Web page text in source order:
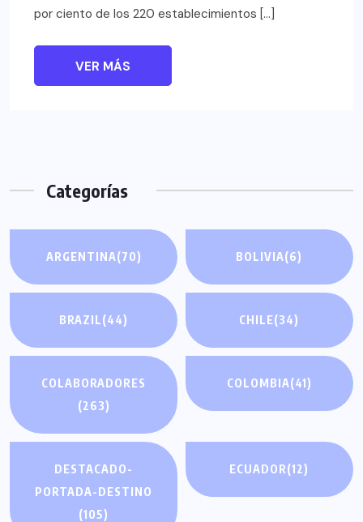
por ciento de los 220 establecimientos […]
VER MÁS
Categorías
ARGENTINA(70) BOLIVIA(6)
BRAZIL(44) CHILE(34)
COLABORADORES
(263)
COLOMBIA(41)
DESTACADO-
PORTADA-DESTINO
(105)
ECUADOR(12)